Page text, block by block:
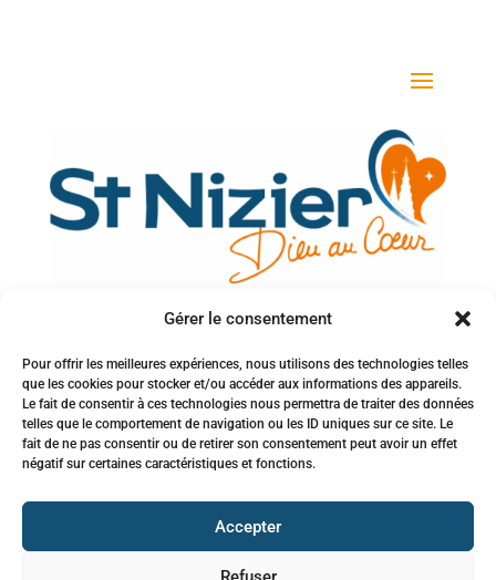
Gérer le consentement
Pour offrir les meilleures expériences, nous utilisons des technologies telles
que les cookies pour stocker et/ou accéder aux informations des appareils.
Le fait de consentir à ces technologies nous permettra de traiter des données
telles que le comportement de navigation ou les ID uniques sur ce site. Le
fait de ne pas consentir ou de retirer son consentement peut avoir un effet
négatif sur certaines caractéristiques et fonctions.
Accepter
Votre adresse e-mail
Inscription à la newsletter